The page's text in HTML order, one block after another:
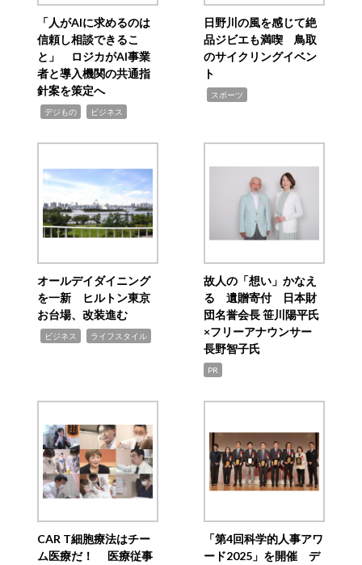
「人がAIに求めるのは
信頼し相談できるこ
と」 ロジカがAI事業
者と導入機関の共通指
針案を策定へ
デジもの ビジネス
日野川の風を感じて絶
品ジビエも満喫 鳥取
のサイクリングイベン
ト
スポーツ
オールデイダイニング
を一新 ヒルトン東京
お台場、改装進む
ビジネス ライフスタイル
故人の「想い」かなえ
る 遺贈寄付 日本財
団名誉会長 笹川陽平氏
×フリーアナウンサー
長野智子氏
PR
CAR T細胞療法はチー
ム医療だ！ 医療従事
「第4回科学的人事アワ
ード2025」を開催 デ